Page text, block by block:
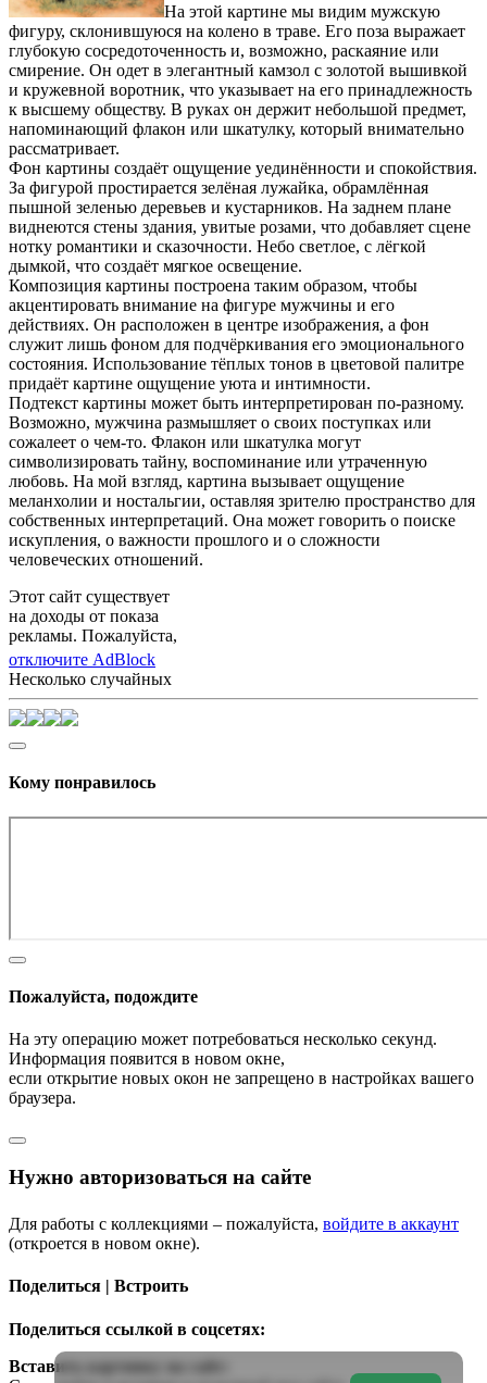
На этой картине мы видим мужскую
фигуру, склонившуюся на колено в траве. Его поза выражает
глубокую сосредоточенность и, возможно, раскаяние или
смирение. Он одет в элегантный камзол с золотой вышивкой
и кружевной воротник, что указывает на его принадлежность
к высшему обществу. В руках он держит небольшой предмет,
напоминающий флакон или шкатулку, который внимательно
рассматривает.
Фон картины создаёт ощущение уединённости и спокойствия.
За фигурой простирается зелёная лужайка, обрамлённая
пышной зеленью деревьев и кустарников. На заднем плане
виднеются стены здания, увитые розами, что добавляет сцене
нотку романтики и сказочности. Небо светлое, с лёгкой
дымкой, что создаёт мягкое освещение.
Композиция картины построена таким образом, чтобы
акцентировать внимание на фигуре мужчины и его
действиях. Он расположен в центре изображения, а фон
служит лишь фоном для подчёркивания его эмоционального
состояния. Использование тёплых тонов в цветовой палитре
придаёт картине ощущение уюта и интимности.
Подтекст картины может быть интерпретирован по-разному.
Возможно, мужчина размышляет о своих поступках или
сожалеет о чем-то. Флакон или шкатулка могут
символизировать тайну, воспоминание или утраченную
любовь. На мой взгляд, картина вызывает ощущение
меланхолии и ностальгии, оставляя зрителю пространство для
собственных интерпретаций. Она может говорить о поиске
искупления, о важности прошлого и о сложности
человеческих отношений.
Этот сайт существует
на доходы от показа
рекламы. Пожалуйста,
отключите AdBlock
Несколько случайных
Кому понравилось
Пожалуйста, подождите
На эту операцию может потребоваться несколько секунд.
Информация появится в новом окне,
если открытие новых окон не запрещено в настройках вашего
браузера.
Нужно авторизоваться на сайте
Для работы с коллекциями – пожалуйста, войдите в аккаунт
(откроется в новом окне).
Поделиться | Встроить
Поделиться ссылкой в соцсетях:
Вставить картинку на сайт: